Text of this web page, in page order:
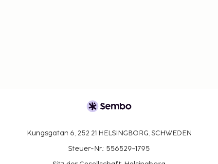
Kungsgatan 6, 252 21 HELSINGBORG, SCHWEDEN
Steuer-Nr.: 556529-1795